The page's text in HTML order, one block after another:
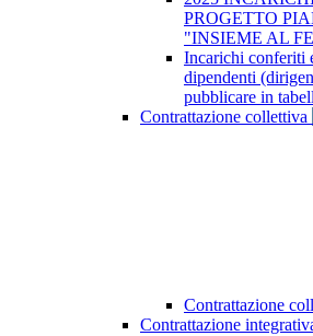
PROGETTO
"INSIEME AL
Incarichi conferiti
dipendenti
pubblicare in
Contrattazione collettiva
Contrattazione
Contrattazione